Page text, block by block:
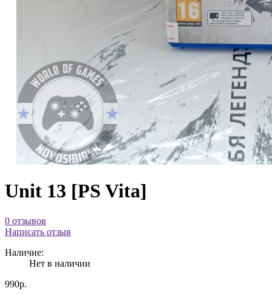
Unit 13 [PS Vita]
0 отзывов
Написать отзыв
Наличие:
Нет в наличии
990р.